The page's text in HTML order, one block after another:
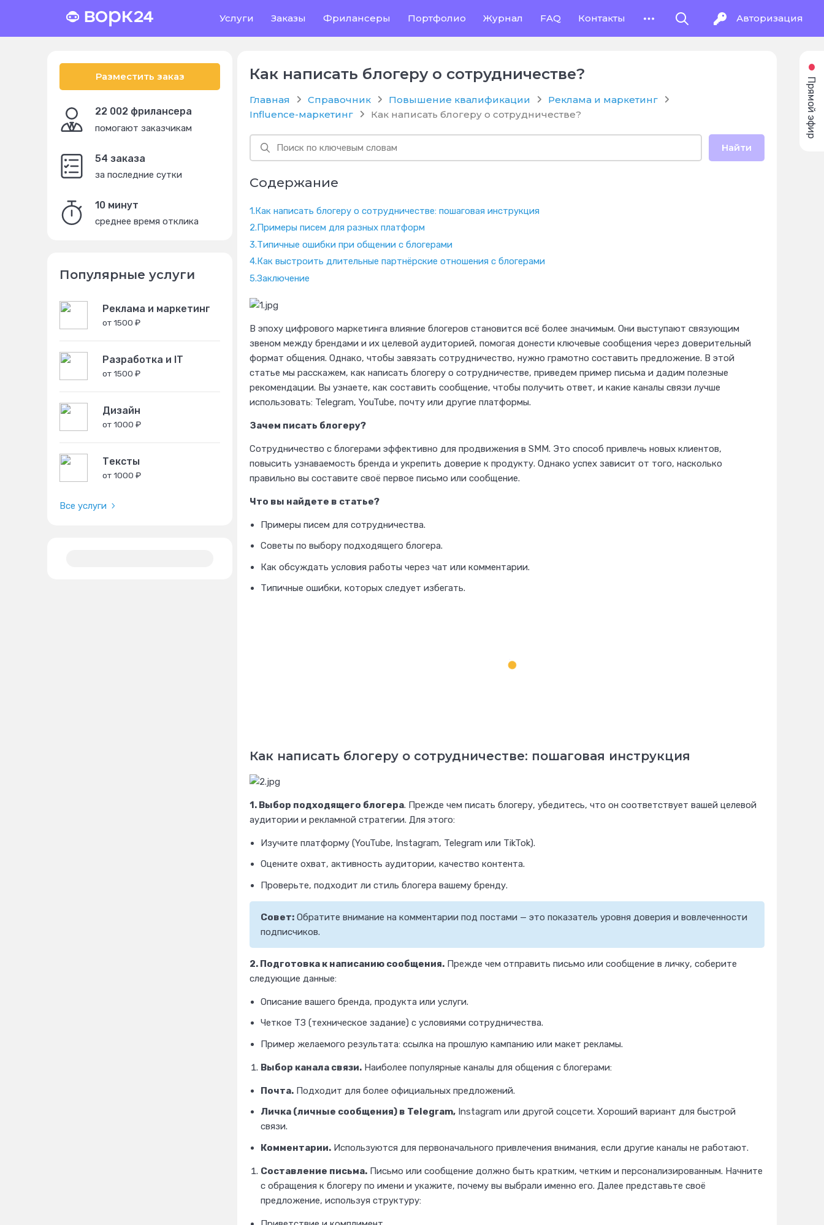
Услуги Заказы Фрилансеры Портфолио Журнал FAQ Контакты Авторизация
Разместить заказ
22 002 фрилансера
помогают заказчикам
54 заказа
за последние сутки
10 минут
среднее время отклика
Популярные услуги
Реклама и маркетинг
от 1500 ₽
Разработка и IT
от 1500 ₽
Дизайн
от 1000 ₽
Тексты
от 1000 ₽
Все услуги
Как написать блогеру о сотрудничестве?
Главная Справочник Повышение квалификации
Реклама и маркетинг
Influence-маркетинг
Как написать блогеру о сотрудничестве?
Найти
Содержание
1.Как написать блогеру о сотрудничестве: пошаговая инструкция
2.Примеры писем для разных платформ
3.Типичные ошибки при общении с блогерами
4.Как выстроить длительные партнёрские отношения с блогерами
5.Заключение
Х
о
т
и
т
е
с
т
а
т
ф
р
и
л
а
а
б
а
ы
в
т
ь
у
д
а
н
н
о
ф
и
л
В эпоху цифрового маркетинга влияние блогеров становится всё более значимым. Они выступают связующим
звеном между брендами и их целевой аудиторией, помогая донести ключевые сообщения через доверительный
формат общения. Однако, чтобы завязать сотрудничество, нужно грамотно составить предложение. В этой
статье мы расскажем, как написать блогеру о сотрудничестве, приведем пример письма и дадим полезные
рекомендации. Вы узнаете, как составить сообщение, чтобы получить ответ, и какие каналы связи лучше
использовать: Telegram, YouTube, почту или другие платформы.
Зачем писать блогеру?
Сотрудничество с блогерами эффективно для продвижения в SMM. Это способ привлечь новых клиентов,
повысить узнаваемость бренда и укрепить доверие к продукту. Однако успех зависит от того, насколько
правильно вы составите своё первое письмо или сообщение.
Что вы найдете в статье?
Примеры писем для сотрудничества.
Советы по выбору подходящего блогера.
Как обсуждать условия работы через чат или комментарии.
Типичные ошибки, которых следует избегать.
Как написать блогеру о сотрудничестве: пошаговая инструкция
1. Выбор подходящего блогера. Прежде чем писать блогеру, убедитесь, что он соответствует вашей целевой
аудитории и рекламной стратегии. Для этого:
Изучите платформу (YouTube, Instagram, Telegram или TikTok).
Оцените охват, активность аудитории, качество контента.
Проверьте, подходит ли стиль блогера вашему бренду.
Совет:Обратите внимание на комментарии под постами — это показатель уровня доверия и вовлеченности
подписчиков.
2. Подготовка к написанию сообщения. Прежде чем отправить письмо или сообщение в личку, соберите
следующие данные:
Описание вашего бренда, продукта или услуги.
Четкое ТЗ (техническое задание) с условиями сотрудничества.
Пример желаемого результата: ссылка на прошлую кампанию или макет рекламы.
Выбор канала связи.Наиболее популярные каналы для общения с блогерами:
Почта.Подходит для более официальных предложений.
Личка (личные сообщения) в Telegram,Instagram или другой соцсети. Хороший вариант для быстрой
связи.
Комментарии.Используются для первоначального привлечения внимания, если другие каналы не работают.
Составление письма.Письмо или сообщение должно быть кратким, четким и персонализированным. Начните
с обращения к блогеру по имени и укажите, почему вы выбрали именно его. Далее представьте своё
предложение, используя структуру:
Прямой эфир